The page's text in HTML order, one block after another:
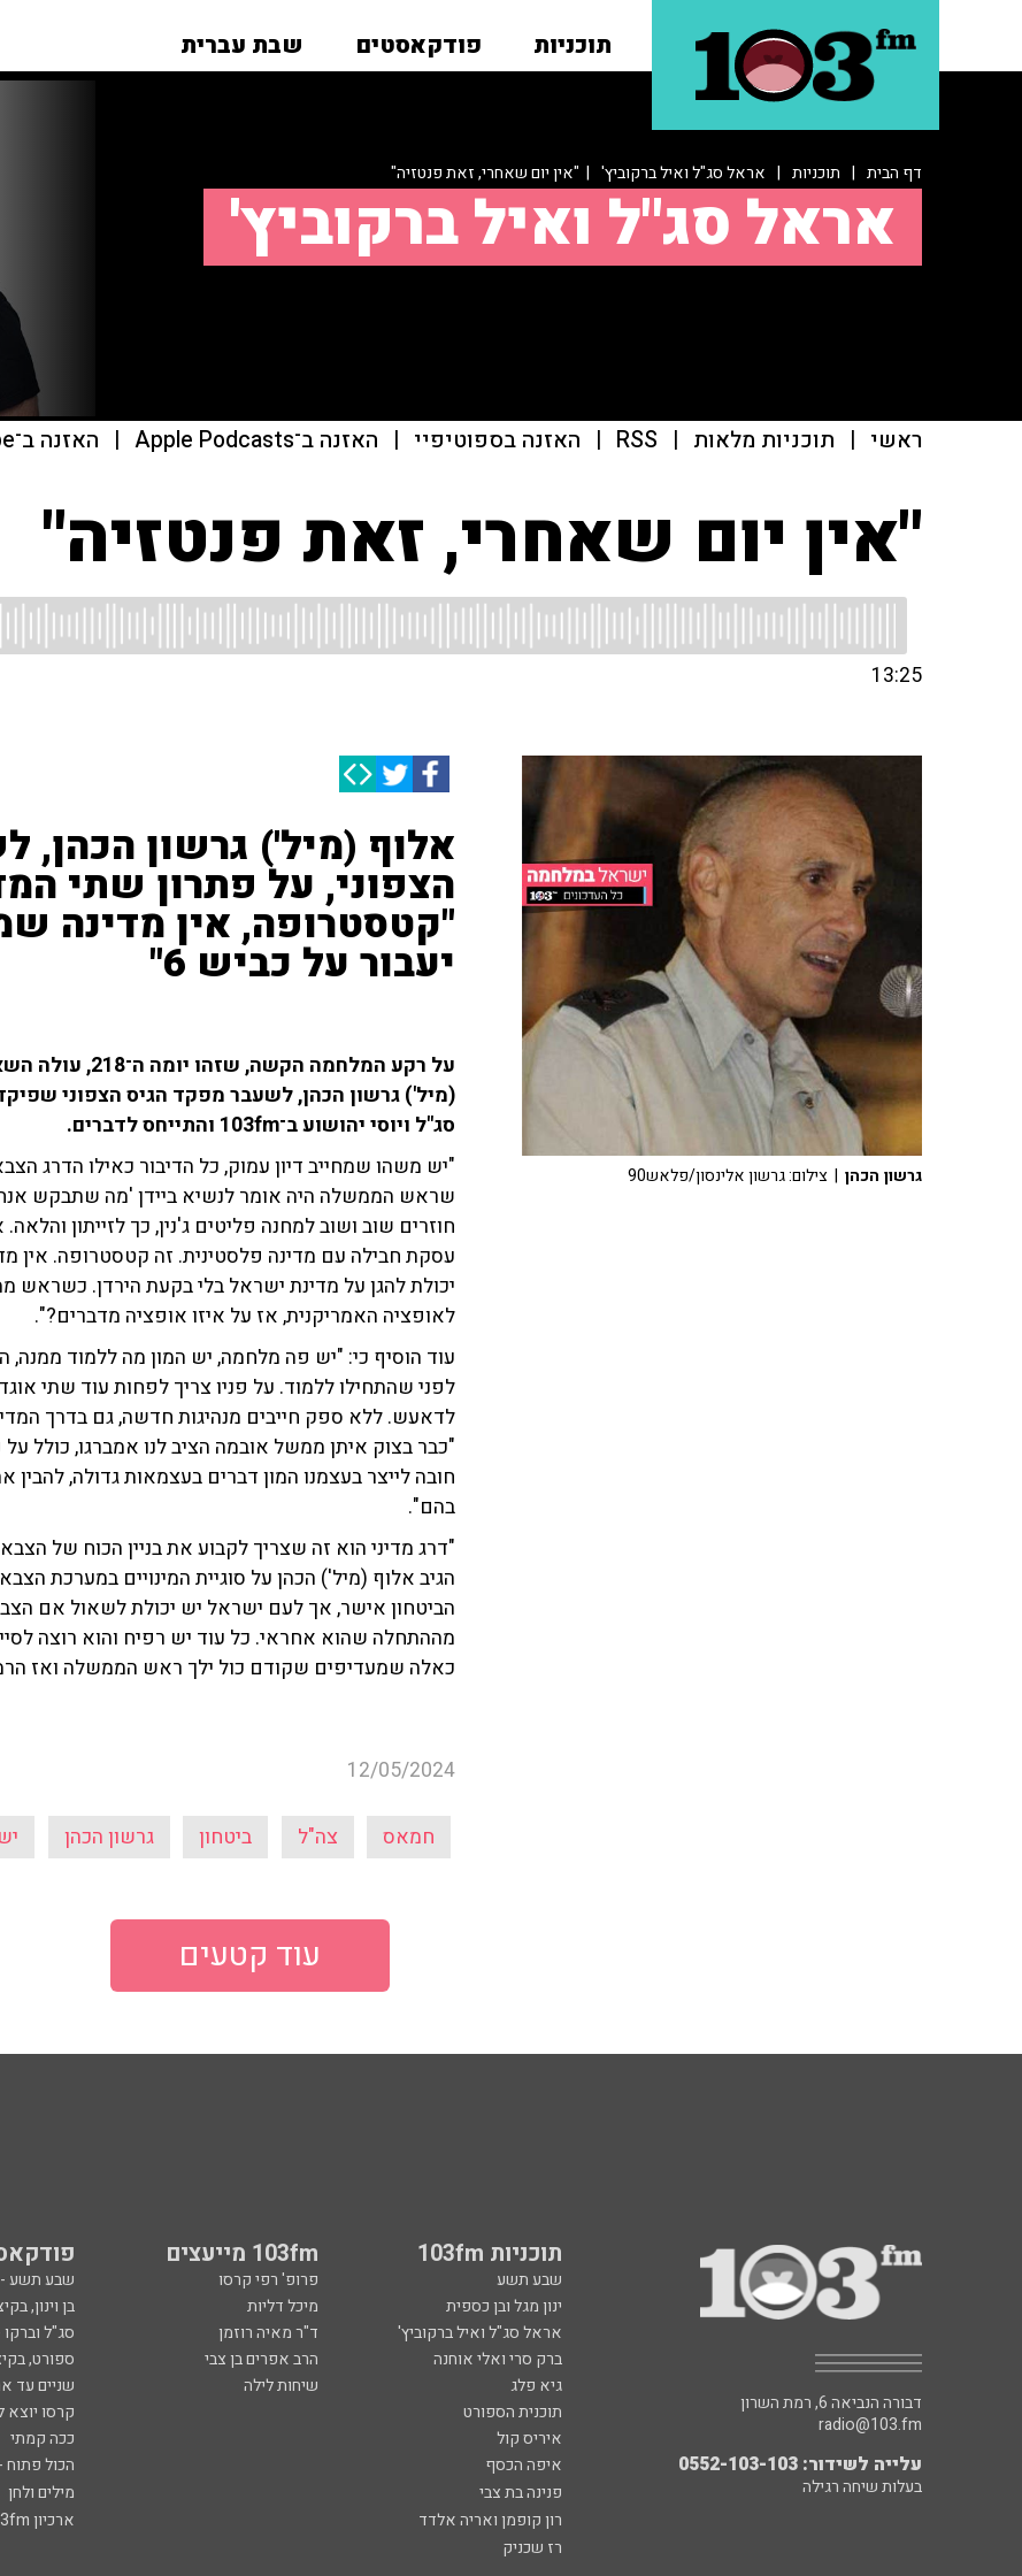
תוכניות פודקאסטים שבת עברית
דף הבית | תוכניות | אראל סג"ל ואיל ברקוביץ' | "אין יום שאחרי, זאת פנטזיה"
אראל סג"ל ואיל ברקוביץ'
ראשי | תוכניות מלאות |
RSS
| האזנה בספוטיפיי | האזנה ב־Apple Podcasts | האזנה ב־youtube
"אין יום שאחרי, זאת פנטזיה"
13:25
אלוף (מיל') גרשון הכהן,
הצפוני, על פתרון שתי
"קטסטרופה, אין מדינה
יעבור על כביש 6"
על רקע המלחמה
(מיל') גרשון הכהן, לשעבר מפקד הגיס הצפוני
סג"ל ויוסי יהושוע ב־103fm והתייחס לדברים.
"יש משהו שמחייב דיון עמוק, כל הדיבור כאילו הדרג
שראש הממשלה היה אומר לנשיא ביידן 'מה שתבקש
חוזרים שוב ושוב למחנה פליטים ג'נין, כך לזייתון
יכולת להגן על מדינת ישראל בלי בקעת הירדן. כשראש
לאופציה האמריקנית, אז על איזו אופציה מדברים?".
עוד הוסיף כי: "יש פה מלחמה, יש המון מה ללמוד ממנה,
לפני שהתחילו ללמוד. על פניו צריך לפחות עוד שתי
לדאעש. ללא ספק חייבים מנהיגות חדשה, גם בדרך
"כבר בצוק איתן ממשל אובמה הציב לנו אמברגו, כולל
חובה לייצר בעצמנו המון דברים בעצמאות גדולה,
בהם".
"דרג מדיני הוא זה שצריך לקבוע את בניין הכוח של הצבא.
הגיב אלוף (מיל') הכהן על סוגיית המינויים במערכת
הביטחון אישר, אך לעם ישראל יש יכולת לשאול אם
מההתחלה שהוא אחראי. כל עוד יש רפיח והוא רוצה
כאלה שמעדיפים שקודם כול ילך ראש הממשלה ואז
12/05/2024
חמאס צה"ל ביטחון גרשון הכהן
גרשון הכהן | צילום: גרשון אלינסון/פלאש90
עוד קטעים
תוכניות 103fm 103fm מייעצים
שבע תשע פרופ' רפי קרסו שבע תשע
ינון מגל ובן כספית
מיכל דליות בן וינון,
אראל סג"ל ואיל ברקוביץ'
ד"ר מאיה רוזמן סג"ל
ברק סרי ואלי אוחנה
הרב אפרים בן צבי ספורט,
גיא פלג
שיחות לילה שניים עד
תוכנית הספורט
קרסו יוצא
איריס קול
ככה קמתי
איפה הכסף
הכול פתוח
פנינה בת צבי
מילים ולחן
רון קופמן ואריה אלדד
ארכיון 103fm
רז שכניק
דבורה הנביאה 6, רמת השרון
radio@103.fm
עלייה לשידור: 0552-103-103
בעלות שיחה רגילה